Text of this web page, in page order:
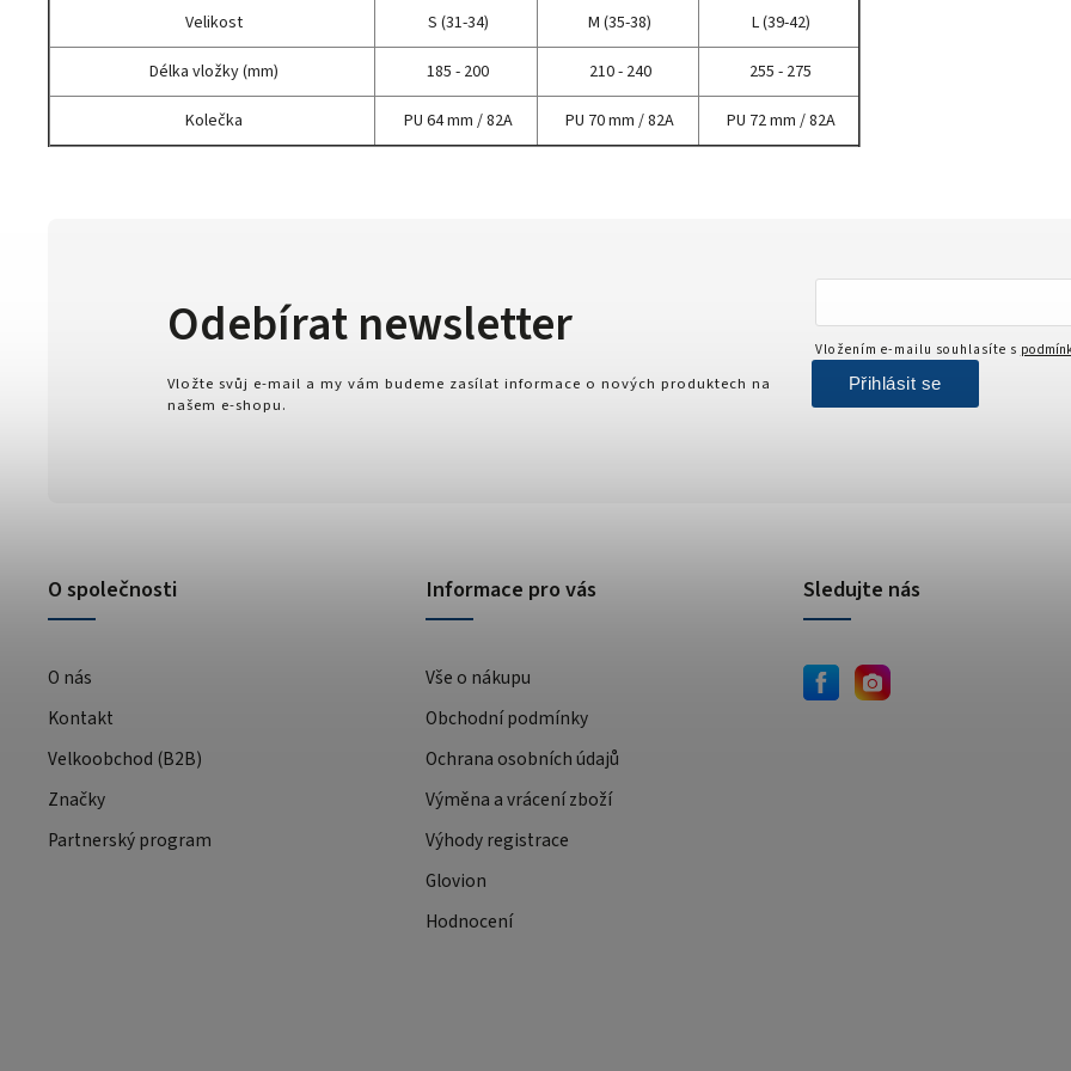
Velikost S (31-34) M (35-38) L (39-42)
Délka vložky (mm) 185 - 200 210 - 240 255 - 275
Kolečka PU 64 mm / 82A PU 70 mm / 82A PU 72 mm / 82A
O společnosti
O nás
Kontakt
Velkoobchod (B2B)
Značky
Partnerský program
Informace pro vás
Vše o nákupu
Obchodní podmínky
Ochrana osobních údajů
Výměna a vrácení zboží
Výhody registrace
Glovion
Hodnocení
Odebírat newsletter
Vložte svůj e-mail a my vám budeme zasílat informace o nových produktech na
našem e-shopu.
Vložením e-mailu souhlasíte s
Přihlásit se
Sledujte nás